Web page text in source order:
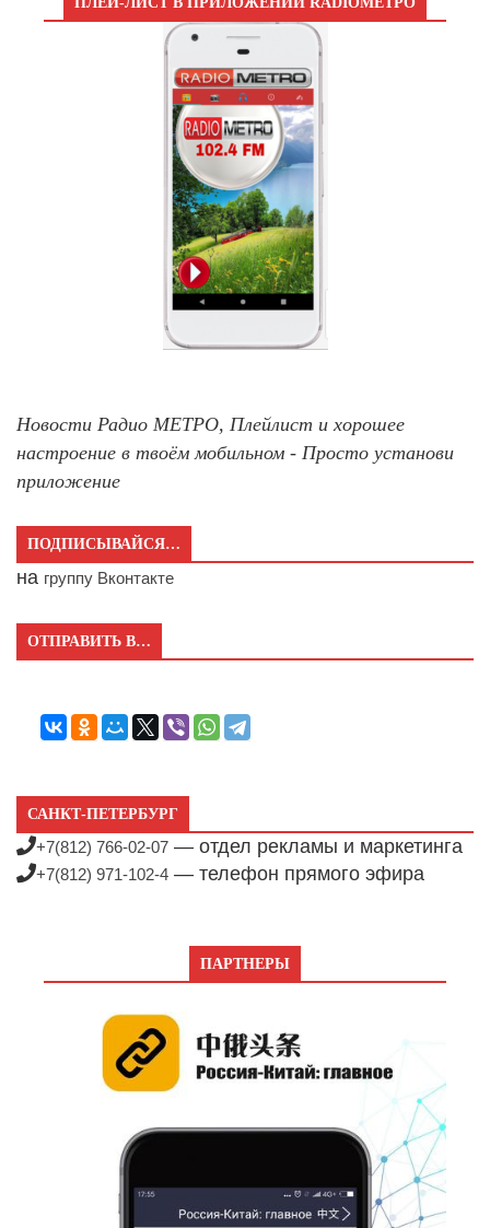
Новости Радио МЕТРО, Плейлист и хорошее
настроение в твоём мобильном - Просто установи
приложение
ПОДПИСЫВАЙСЯ…
на группу Вконтакте
ОТПРАВИТЬ В…
САНКТ-ПЕТЕРБУРГ
+7(812) 766-02-07 — отдел рекламы и маркетинга
+7(812) 971-102-4 — телефон прямого эфира
ПАРТНЕРЫ